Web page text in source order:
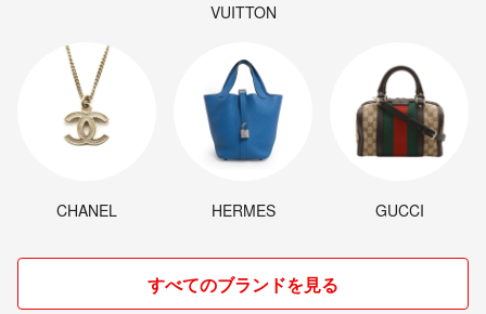
VUITTON
CHANEL HERMES GUCCI
すべてのブランドを見る